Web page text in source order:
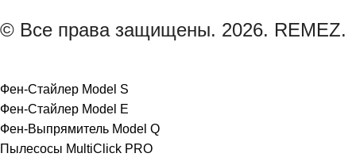
© Все права защищены. 2026. REMEZ.
Фен-Стайлер Model S
Фен-Стайлер Model E
Фен-Выпрямитель Model Q
Пылесосы MultiClick PRO